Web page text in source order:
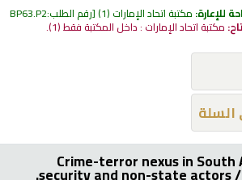
للإعارة: مكتبة اتحاد الإمارات (1) رقم الطلب:BP63.P2
مكتبة اتحاد الإمارات : داخل المكتبة فقط(1).
Crime-terror nexus in South
security and non-state actors